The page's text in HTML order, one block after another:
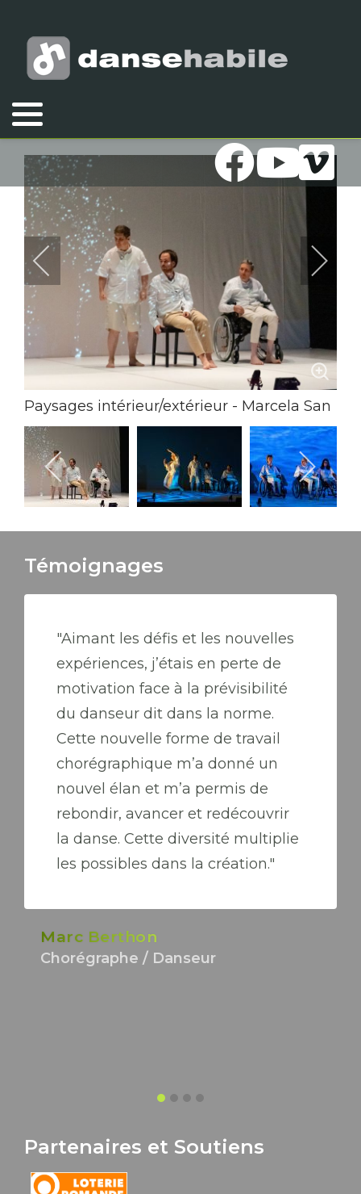
Vous êtes ici :
2020
Paysages intérieur/extérieur - Marcela San
Pedro Crédit photo: Lancelot Radovic
Témoignages
"Aimant les défis et les nouvelles
expériences, j’étais en perte de
motivation face à la prévisibilité
du danseur dit dans la norme.
Cette nouvelle forme de travail
chorégraphique m’a donné un
nouvel élan et m’a permis de
rebondir, avancer et redécouvrir
la danse. Cette diversité multiplie
les possibles dans la création."
Marc Berthon
Chorégraphe / Danseur
Partenaires et Soutiens